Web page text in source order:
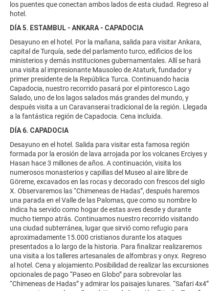
los puentes que conectan ambos lados de esta ciudad. Regreso al
hotel.
DÍA 5. ESTAMBUL - ANKARA - CAPADOCIA
Desayuno en el hotel. Por la mañana, salida para visitar Ankara,
capital de Turquía, sede del parlamento turco, edificios de los
ministerios y demás instituciones gubernamentales. Allí se hará
una visita al impresionante Mausoleo de Ataturk, fundador y
primer presidente de la República Turca. Continuando hacia
Capadocia, nuestro recorrido pasará por el pintoresco Lago
Salado, uno de los lagos salados más grandes del mundo, y
después visita a un Caravanserai tradicional de la región. Llegada
a la fantástica región de Capadocia. Cena incluida.
DÍA 6. CAPADOCIA
Desayuno en el hotel. Salida para visitar esta famosa región
formada por la erosión de lava arrojada por los volcanes Erciyes y
Hasan hace 3 millones de años. A continuación, visita los
numerosos monasterios y capillas del Museo al aire libre de
Göreme, excavados en las rocas y decorado con frescos del siglo
X. Observaremos las “Chimeneas de Hadas”, después haremos
una parada en el Valle de las Palomas, que como su nombre lo
indica ha servido como hogar de estas aves desde y durante
mucho tiempo atrás. Continuamos nuestro recorrido visitando
una ciudad subterránea, lugar que sirvió como refugio para
aproximadamente 15.000 cristianos durante los ataques
presentados a lo largo de la historia. Para finalizar realizaremos
una visita a los talleres artesanales de alfombras y onyx. Regreso
al hotel. Cena y alojamiento.Posibilidad de realizar las excursiones
opcionales de pago “Paseo en Globo” para sobrevolar las
“Chimeneas de Hadas” y admirar los paisajes lunares. “Safari 4x4”